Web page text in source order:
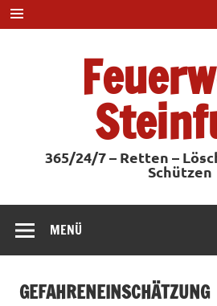
Zum
Inhalt
springen
365/24/7 – Retten –
Schützen
MENÜ
GEFAHRENEINSCHÄTZUNG